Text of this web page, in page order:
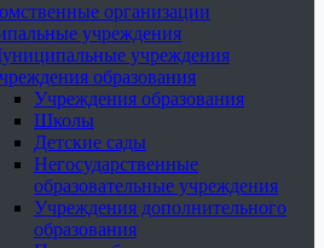
организации
учреждения
учреждения
образования
Учреждения образования
Школы
Детские сады
Негосударственные
образовательные учреждения
Учреждения дополнительного
образования